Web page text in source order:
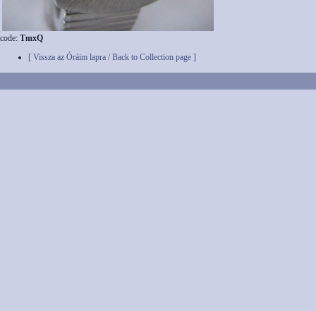
code: TmxQ
[ Vissza az Óráim lapra / Back to Collection page ]